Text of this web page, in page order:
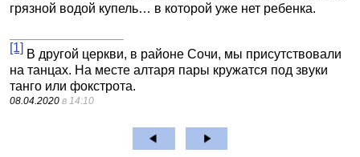
грязной водой купель… в которой уже нет ребенка.
[1] В другой церкви, в районе Сочи, мы присутствовали
на танцах. На месте алтаря пары кружатся под звуки
танго или фокстрота.
08.04.2020 в 14:10